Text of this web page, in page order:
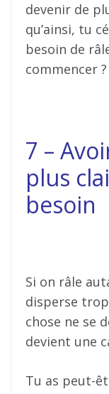
devenir de
qu’ainsi, tu
besoin de
commencer ?
7 –
plus
besoin
Si on râle
disperse
chose ne se
devient une
Tu as peut-